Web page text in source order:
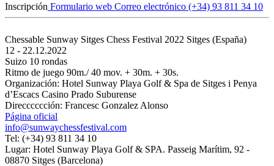
Inscripción Formulario web Correo electrónico (+34) 93 811 34 10
Chessable Sunway Sitges Chess Festival 2022 Sitges (España)
12 - 22.12.2022
Suizo 10 rondas
Ritmo de juego 90m./ 40 mov. + 30m. + 30s.
Organización: Hotel Sunway Playa Golf & Spa de Sitges i Penya
d’Escacs Casino Prado Suburense
Direcccccción: Francesc Gonzalez Alonso
Página oficial
info@sunwaychessfestival.com
Tel: (+34) 93 811 34 10
Lugar: Hotel Sunway Playa Golf & SPA. Passeig Marítim, 92 -
08870 Sitges (Barcelona)